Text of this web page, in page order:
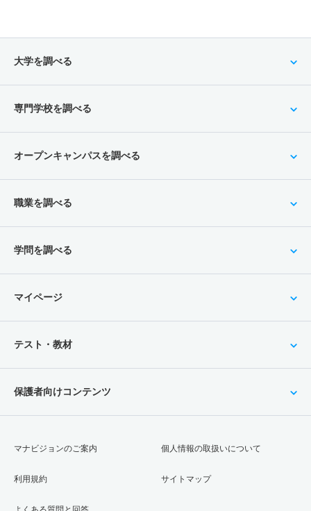
大学を調べる
専門学校を調べる
オープンキャンパスを調べる
職業を調べる
学問を調べる
マイページ
テスト・教材
保護者向けコンテンツ
マナビジョンのご案内
利用規約
個人情報の取扱いについて
サイトマップ